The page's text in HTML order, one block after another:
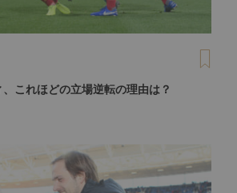
これほどの立場逆転の理由は？